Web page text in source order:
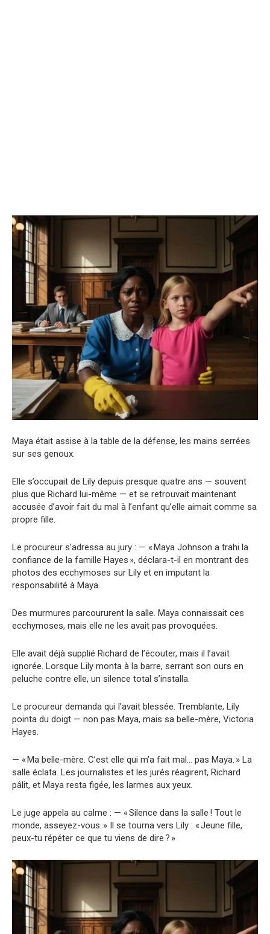
Maya était assise à la table de la défense, les mains serrées
sur ses genoux.
Elle s’occupait de Lily depuis presque quatre ans — souvent
plus que Richard lui-même — et se retrouvait maintenant
accusée d’avoir fait du mal à l’enfant qu’elle aimait comme sa
propre fille.
Le procureur s’adressa au jury : — « Maya Johnson a trahi la
confiance de la famille Hayes », déclara-t-il en montrant des
photos des ecchymoses sur Lily et en imputant la
responsabilité à Maya.
Des murmures parcoururent la salle. Maya connaissait ces
ecchymoses, mais elle ne les avait pas provoquées.
Elle avait déjà supplié Richard de l’écouter, mais il l’avait
ignorée. Lorsque Lily monta à la barre, serrant son ours en
peluche contre elle, un silence total s’installa.
Le procureur demanda qui l’avait blessée. Tremblante, Lily
pointa du doigt — non pas Maya, mais sa belle-mère, Victoria
Hayes.
— « Ma belle-mère. C’est elle qui m’a fait mal… pas Maya. » La
salle éclata. Les journalistes et les jurés réagirent, Richard
pâlit, et Maya resta figée, les larmes aux yeux.
Le juge appela au calme : — « Silence dans la salle ! Tout le
monde, asseyez-vous. » Il se tourna vers Lily : « Jeune fille,
peux-tu répéter ce que tu viens de dire ? »